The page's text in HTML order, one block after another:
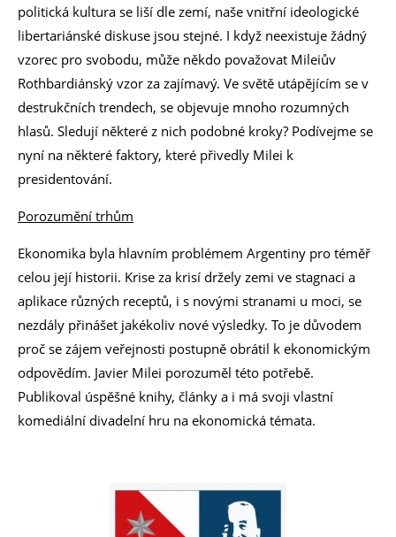
politická kultura se liší dle zemí, naše vnitřní ideologické
libertariánské diskuse jsou stejné. I když neexistuje žádný
vzorec pro svobodu, může někdo považovat Mileiův
Rothbardiánský vzor za zajímavý. Ve světě utápějícím se v
destrukčních trendech, se objevuje mnoho rozumných
hlasů. Sledují některé z nich podobné kroky? Podívejme se
nyní na některé faktory, které přivedly Milei k
presidentování.
Porozumění trhům
Ekonomika byla hlavním problémem Argentiny pro téměř
celou její historii. Krise za krisí držely zemi ve stagnaci a
aplikace různých receptů, i s novými stranami u moci, se
nezdály přinášet jakékoliv nové výsledky. To je důvodem
proč se zájem veřejnosti postupně obrátil k ekonomickým
odpovědím. Javier Milei porozuměl této potřebě.
Publikoval úspěšné knihy, články a i má svoji vlastní
komediální divadelní hru na ekonomická témata.